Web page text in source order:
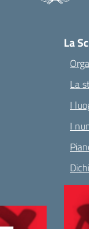
La
La
I
I